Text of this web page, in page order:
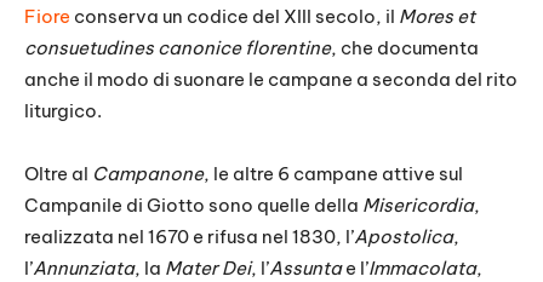
Fiore conserva un codice del XIII secolo, il Mores et
consuetudines canonice florentine, che documenta
anche il modo di suonare le campane a seconda del rito
liturgico.
Oltre al Campanone, le altre 6 campane attive sul
Campanile di Giotto sono quelle della Misericordia,
realizzata nel 1670 e rifusa nel 1830, l’Apostolica,
l’Annunziata, la Mater Dei, l’Assuntae l’Immacolata,